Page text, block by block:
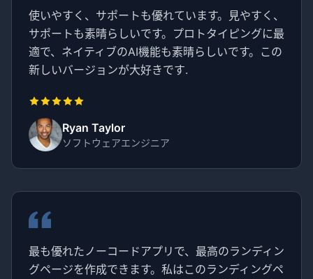
使いやすく、サポートも優れています。見やすく、
サポートも素晴らしいです。プロトタイピングに最
適で、ネイティブのAI機能も素晴らしいです。この
新しいバージョンが大好きです.
Ryan Taylor
ソフトウェアエンジニア
最も優れたノーコードアプリで、最高のランディン
グページを作成できます。私はこのランディングペ